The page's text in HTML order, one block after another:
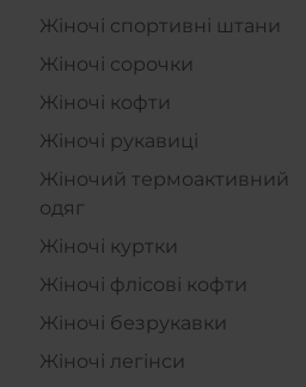
Жіночі спортивні штани
Жіночі сорочки
Жіночі кофти
Жіночі рукавиці
Жіночий термоактивний
одяг
Жіночі куртки
Жіночі флісові кофти
Жіночі безрукавки
Жіночі легінси